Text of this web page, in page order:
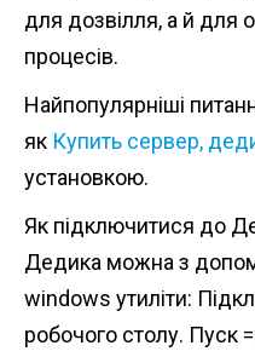
для дозвілля, а й для
процесів.
Найпопулярніші
як Купить сервер,
установкою.
Як підключитися до
Дедика можна з
windows утиліти:
робочого столу. Пуск